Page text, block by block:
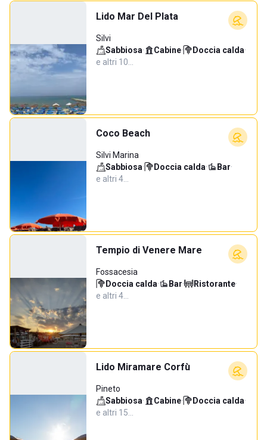
Lido Mar Del Plata
Silvi
Sabbiosa· Cabine· Doccia calda·
e altri 10…
Coco Beach
Silvi Marina
Sabbiosa· Doccia calda· Bar·
e altri 4…
Tempio di Venere Mare
Fossacesia
Doccia calda· Bar· Ristorante·
e altri 4…
Lido Miramare Corfù
Pineto
Sabbiosa· Cabine· Doccia calda·
e altri 15…